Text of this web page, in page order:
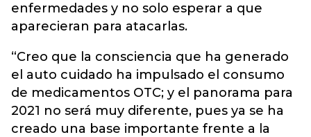
enfermedades y no solo esperar a que
aparecieran para atacarlas.
“Creo que la consciencia que ha generado
el auto cuidado ha impulsado el consumo
de medicamentos OTC; y el panorama para
2021 no será muy diferente, pues ya se ha
creado una base importante frente a la